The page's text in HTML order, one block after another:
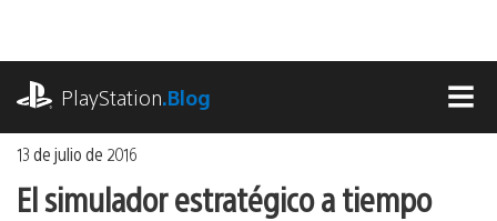
contenido
PlayStation.Blog
13 de julio de 2016
El simulador estratégico a tiempo